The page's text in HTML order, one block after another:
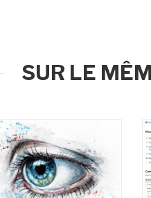
SUR LE